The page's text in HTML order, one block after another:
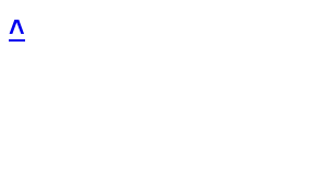
˄